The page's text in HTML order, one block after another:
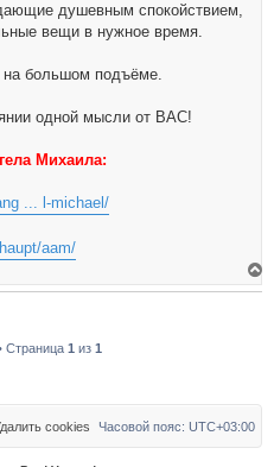
душевным спокойствием,
вещи в нужное время.
на большом подъёме.
одной мысли от ВАС!
Михаила:
... l-michael/
aam/
Страница 1 из 1
Часовой пояс: UTC+03:00
cookies